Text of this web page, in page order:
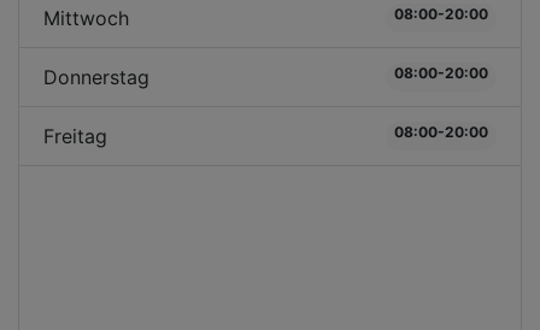
Mittwoch 08:00-20:00
Donnerstag 08:00-20:00
Freitag 08:00-20:00